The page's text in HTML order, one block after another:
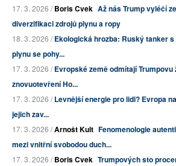
17. 3. 2026 /Boris Cvek Až nás Trump vyléčí
diverzifikaci zdrojů plynu a ropy
18. 3. 2026 /Ekologická hrozba: Ruský tanker
plynu se pohy...
17. 3. 2026 /Evropské země odmítají
znovuotevření Ho...
17. 3. 2026 /Levnější energie pro lidi? Evropa
jejich zav...
17. 3. 2026 /Arnošt Kult Fenomenologie
mezi vnitřní svobodou duch...
17. 3. 2026 /Boris Cvek Trumpových sto